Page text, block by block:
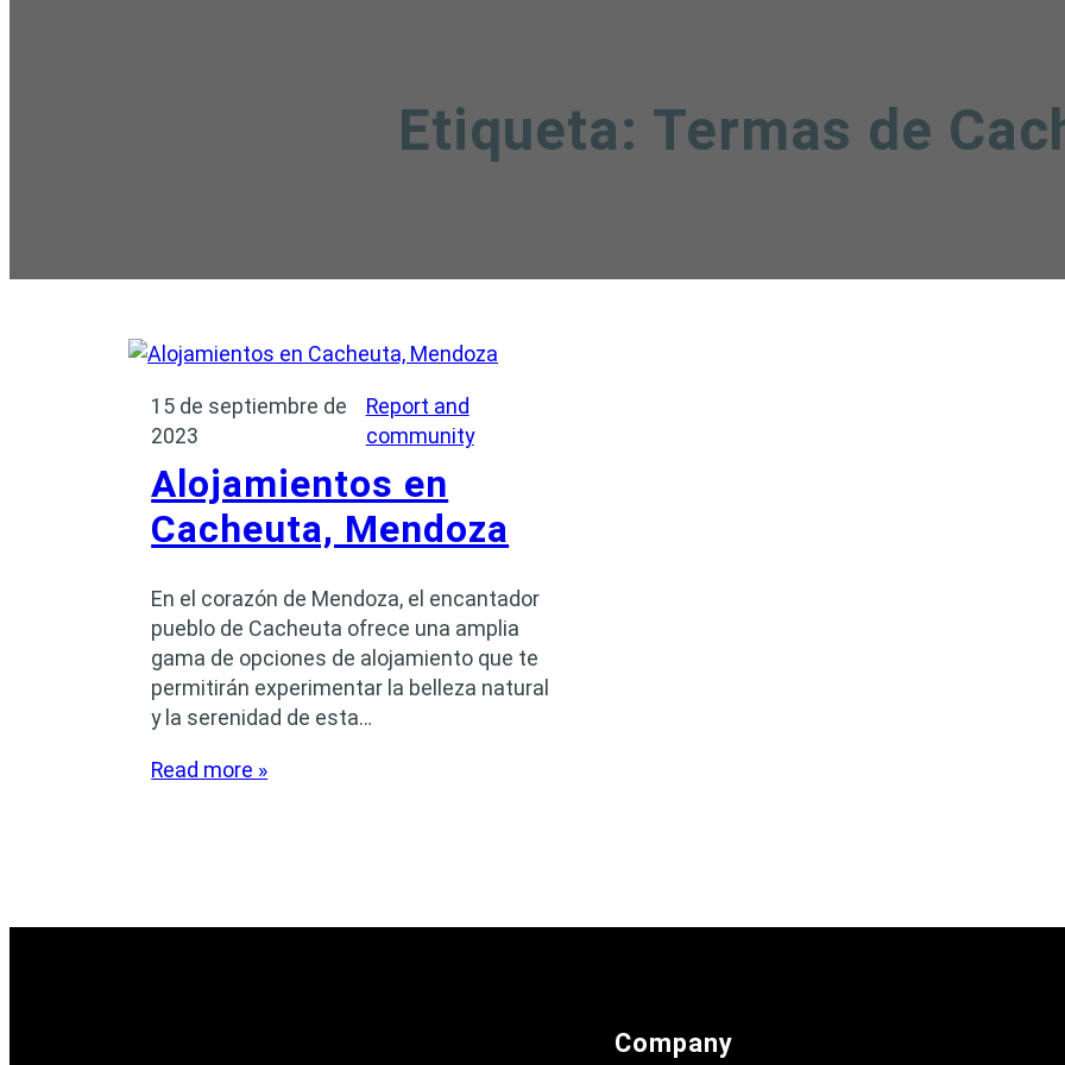
Etiqueta: Termas de
15 de septiembre de
2023
Report and
community
Alojamientos en
Cacheuta, Mendoza
En el corazón de Mendoza, el encantador
pueblo de Cacheuta ofrece una amplia
gama de opciones de alojamiento que te
permitirán experimentar la belleza natural
y la serenidad de esta…
Read more »
Company